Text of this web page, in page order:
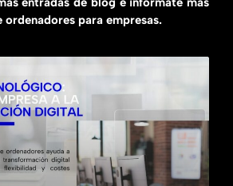
para empresas.